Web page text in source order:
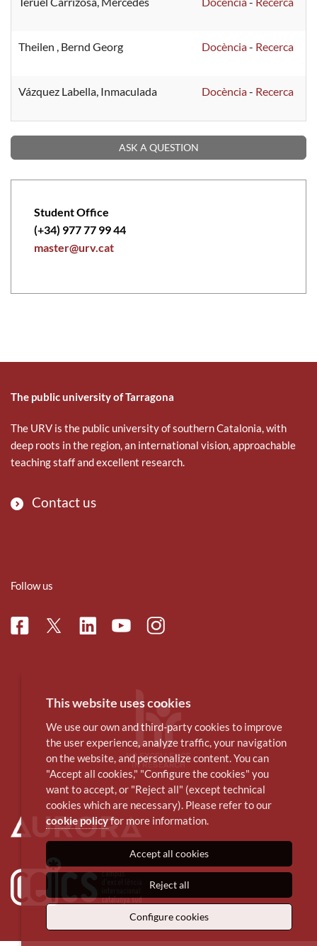
Theilen , Bernd Georg Docència- Recerca
Vázquez Labella, Inmaculada Docència- Recerca
ASK A QUESTION
Student Office
(+34) 977 77 99 44
master@urv.cat
The public university of Tarragona
The URV is the public university of southern Catalonia, with
deep roots in the region, an international vision, approachable
teaching staff and excellent research.
Contact us
Follow us
FacebookTwitterLinkedinYoutubeInstagram
This website uses cookies
We use our own and third-party cookies to improve
the user experience, analyze traffic, your navigation
on the website, and personalize content. You can
"Accept all cookies," "Configure the cookies" you
want to accept, or "Reject all" (except technical
cookies which are necessary). Please refer to our
cookie policyfor more information.
Accept all cookies
Reject all
Configure cookies